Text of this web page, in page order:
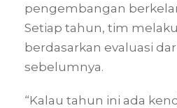
pengembangan
Setiap tahun, tim
berdasarkan evaluasi
sebelumnya.
“Kalau tahun ini ada